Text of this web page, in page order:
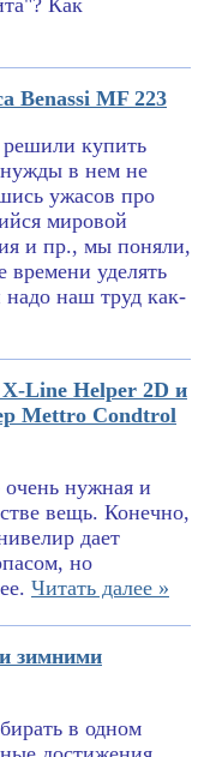
Как
Benassi MF 223
купить
в нем не
ужасов про
мировой
и пр., мы поняли,
времени уделять
наш труд как-
Line Helper 2D и
Mettro Condtrol
нужная и
вещь. Конечно,
дает
но
Читать далее »
зимними
в одном